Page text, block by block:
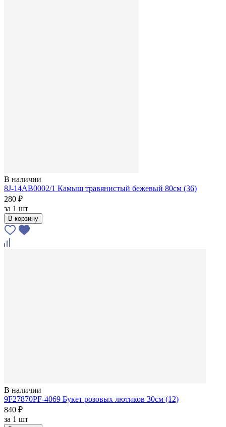
В наличии
8J-14AB0002/1 Камыш травянистый бежевый 80см (36)
280 ₽
за 1 шт
В корзину
В наличии
9F27870PF-4069 Букет розовых лютиков 30см (12)
840 ₽
за 1 шт